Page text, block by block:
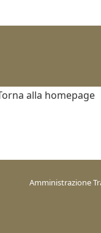
Amministrazione